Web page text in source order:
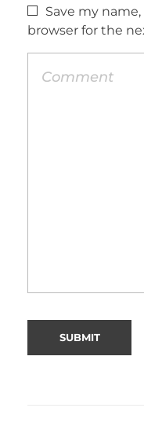
Save my
browser for the